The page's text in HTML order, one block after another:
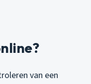
van een